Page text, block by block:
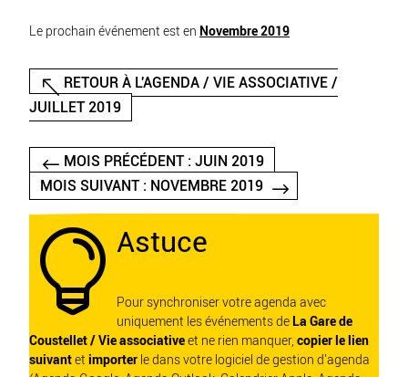
Le prochain événement est en Novembre 2019
RETOUR À L'AGENDA / VIE ASSOCIATIVE /
JUILLET 2019
MOIS PRÉCÉDENT : JUIN 2019
MOIS SUIVANT : NOVEMBRE 2019
 Astuce
Pour synchroniser votre agenda avec
uniquement les événements de La Gare de
Coustellet / Vie associativeet ne rien manquer, copier le lien
suivantet importer le dans votre logiciel de gestion d'agenda